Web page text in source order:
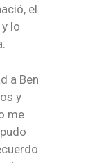
el
lo
a Ben
y
me